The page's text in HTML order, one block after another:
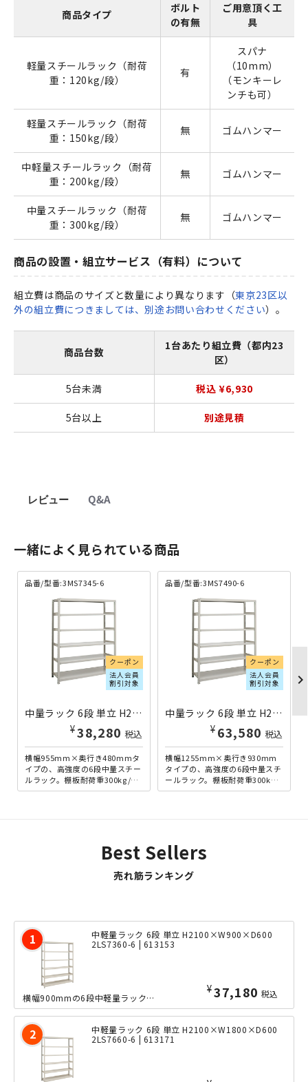
商品タイプ
ボルト
の有無
ご用意頂く工
具
軽量スチールラック（耐荷
重：120kg/段）
有
スパナ
（10mm）
（モンキーレ
ンチも可）
軽量スチールラック（耐荷
重：150kg/段）
無 ゴムハンマー
中軽量スチールラック（耐荷
重：200kg/段）
無 ゴムハンマー
中量スチールラック（耐荷
重：300kg/段）
無 ゴムハンマー
商品の設置・組立サービス（有料）について
組立費は商品のサイズと数量により異なります（東京23区以
外の組立費につきましては、別途お問い合わせください）。
商品台数
1台あたり組立費（都内23
区）
5台未満 税込 ¥6,930
5台以上 別途見積
レビュー Q&A
一緒によく見られている商品
品番/型番:3MS7345-6
クーポン
法人会員
割引対象
中量ラック 6段 単立 H2100×W955×D480 3MS7345-6 | 613225
¥38,280 税込
横幅955mm×奥行き480mmタ
イプの、高強度の6段中量スチー
ルラック。棚板耐荷重300kg/段
を誇り、重量物の多い工場や配
品番/型番:3MS7490-6
クーポン
法人会員
割引対象
中量ラック 6段 単立 H2100×W1255×D930 3MS7490-6 | 613235
¥ 63,580 税込
横幅1255mm×奥行き930mm
タイプの、高強度の6段中量スチ
ールラック。棚板耐荷重300kg/
段を誇り、重量物の多い工場や
chevron_right
Best Sellers
売れ筋ランキング
中軽量ラック 6段 単立 H2100×W900×D600
2LS7360-6 | 613153
¥37,180 税込
横幅900mmの6段中軽量ラックの、奥行きたっぷりな600mmタイプ。ボルトレス...
中軽量ラック 6段 単立 H2100×W1800×D600
2LS7660-6 | 613171